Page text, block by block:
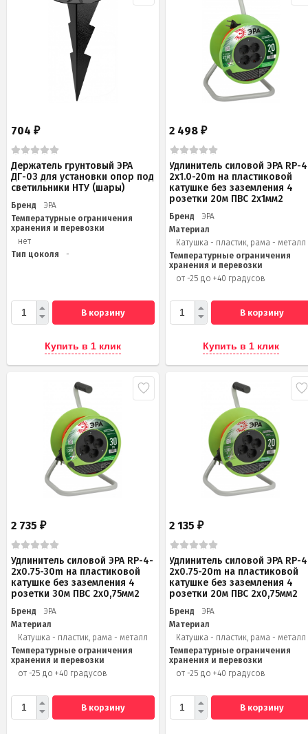
704 ₽
Держатель грунтовый ЭРА
ДГ-03 для установки опор под
светильники НТУ (шары)
Бренд
ЭРА
Температурные ограничения
хранения и перевозки
нет
Тип цоколя
-
В корзину
Купить в 1 клик
2 498₽
Удлинитель силовой ЭРА RP-
2x1.0-20m на пластиковой
катушке без заземления 4
розетки 20м ПВС 2х1мм2
Бренд
ЭРА
Материал
Катушка - пластик, рама - металл
Температурные ограничения
хранения и перевозки
от -25 до +40 градусов
В корзину
Купить в 1 клик
2 735 ₽
Удлинитель силовой ЭРА RP-4-
2x0.75-30m на пластиковой
катушке без заземления 4
розетки 30м ПВС 2х0,75мм2
Бренд
ЭРА
Материал
Катушка - пластик, рама - металл
Температурные ограничения
хранения и перевозки
от -25 до +40 градусов
В корзину
2 135₽
Удлинитель силовой ЭРА RP-
2x0.75-20m на пластиковой
катушке без заземления 4
розетки 20м ПВС 2х0,75мм2
Бренд
ЭРА
Материал
Катушка - пластик, рама - металл
Температурные ограничения
хранения и перевозки
от -25 до +40 градусов
В корзину